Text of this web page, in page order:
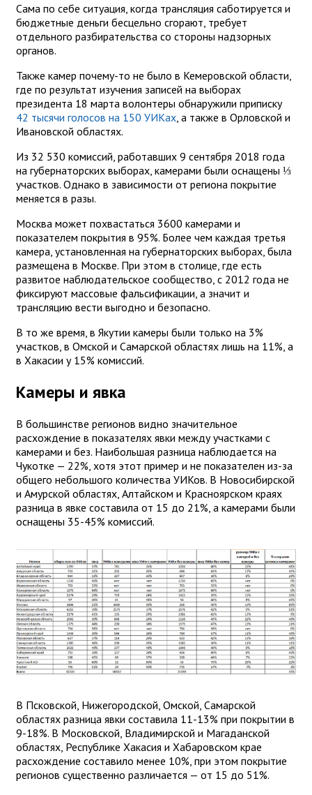
Сама по себе ситуация, когда трансляция саботируется и
бюджетные деньги бесцельно сгорают, требует
отдельного разбирательства со стороны надзорных
органов.
Также камер почему-то не было в Кемеровской области,
где по результат изучения записей на выборах
президента 18 марта волонтеры обнаружили приписку
42 тысячи голосов на 150 УИКах , а также в Орловской и
Ивановской областях.
Из 32 530 комиссий, работавших 9 сентября 2018 года
на губернаторских выборах, камерами были оснащены ⅓
участков. Однако в зависимости от региона покрытие
меняется в разы.
Москва может похвастаться 3600 камерами и
показателем покрытия в 95%. Более чем каждая третья
камера, установленная на губернаторских выборах, была
размещена в Москве. При этом в столице, где есть
развитое наблюдательское сообщество, с 2012 года не
фиксируют массовые фальсификации, а значит и
трансляцию вести выгодно и безопасно.
В то же время, в Якутии камеры были только на 3%
участков, в Омской и Самарской областях лишь на 11%, а
в Хакасии у 15% комиссий.
Камеры и явка
В большинстве регионов видно значительное
расхождение в показателях явки между участками с
камерами и без. Наибольшая разница наблюдается на
Чукотке — 22%, хотя этот пример и не показателен из-за
общего небольшого количества УИКов. В Новосибирской
и Амурской областях, Алтайском и Красноярском краях
разница в явке составила от 15 до 21%, а камерами были
оснащены 35-45% комиссий.
В Псковской, Нижегородской, Омской, Самарской
областях разница явки составила 11-13% при покрытии в
9-18%. В Московской, Владимирской и Магаданской
областях, Республике Хакасия и Хабаровском крае
расхождение составило менее 10%, при этом покрытие
регионов существенно различается — от 15 до 51%.